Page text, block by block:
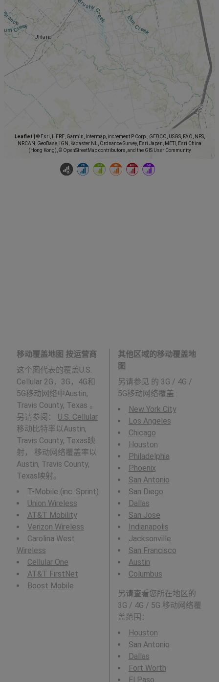
Leaflet
© Esri, HERE, Garmin, Intermap, increment P Corp., GEBCO, USGS, FAO, NPS,
NRCAN, GeoBase, IGN, Kadaster NL, Ordnance Survey, Esri Japan, METI, Esri China
(Hong Kong), © OpenStreetMap contributors, and the GIS User Community
移动覆盖地图 按运营商
这个图代表的覆盖U.S.
Cellular 2G，3G，4G和
5G移动网络中Austin,
Travis County, Texas 。
另请参阅： U.S. Cellular
移动比特率以Austin,
Travis County, Texas映
射， 移动网络覆盖率以
Austin, Travis County,
Texas映射。
T-Mobile (inc. Sprint)
Union Wireless
AT&T Mobility
Verizon Wireless
Carolina West
Wireless
Cellular One
AT&T FirstNet
Boost Mobile
其他区域的移动覆盖地
图
另请参见 的 3G / 4G /
5G移动网络覆盖 :
New York City
Los Angeles
Chicago
Houston
Philadelphia
Phoenix
San Antonio
San Diego
Dallas
San Jose
Indianapolis
Jacksonville
San Francisco
Austin
Columbus
另请查看您所在地区的
3G / 4G / 5G 移动网络覆
盖范围：
Houston
San Antonio
Dallas
Fort Worth
El Paso